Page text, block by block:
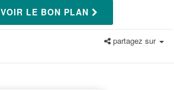
VOIR LE BON PLAN
partagez sur